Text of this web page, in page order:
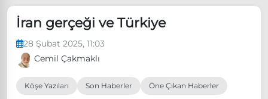
Özgür Özel, Ekrem İmamoğlu’nu ziyaret edecek
Ünlü çift bir etkinliğe daha katılmama kararı aldı
Boykot
İran gerçeği ve Türkiye
28 Şubat 2025, 11:03
Cemil Çakmaklı
Köşe Yazıları Son Haberler Öne Çıkan Haberler